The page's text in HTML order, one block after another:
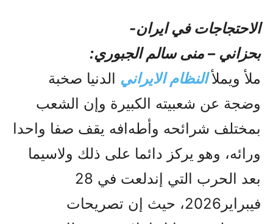
الاحتجاجات في ایران-
بحزاني – منى سالم الجبوري:
ملأ ويملأالنظام الايراني الدنيا صخبة
وضجة عن شعبيته الکبيرة وإن الشعب
بمختلف شرائحه وأطەافه يقف صفا واحدا
ورائه، وهو يرکز دائما على ذلك ولاسيما
بعد الحرب التي إندلعت في 28
فيبراير2026، حيث إن تصريحات